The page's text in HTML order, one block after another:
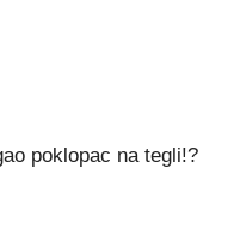
poklopac na tegli!?